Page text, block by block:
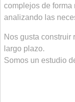
complejos de forma
analizando las
Nos gusta construir
largo plazo.
Somos un estudio